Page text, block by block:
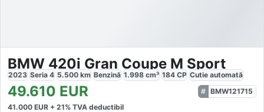
BMW 420i Gran Coupe M Sport
2023 Seria 4 5.500 km Benzină 1.998 cm³ 184 CP Cutie automată
49.610 EUR
BMW121715
41.000 EUR + 21% TVA deductibil